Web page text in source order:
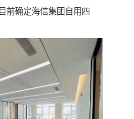
前确定海信集团自用四